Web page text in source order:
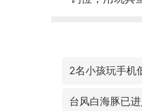
2名小孩玩手机
台风白海豚已